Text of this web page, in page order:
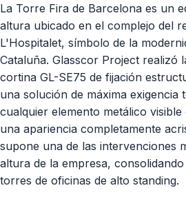
La Torre Fira de Barcelona es un
altura ubicado en el complejo del
L'Hospitalet, símbolo de la
Cataluña. Glasscor Project realizó
cortina GL-SE75 de fijación
una solución de máxima exigencia
cualquier elemento metálico
una apariencia completamente
supone una de las intervenciones
altura de la empresa,
torres de oficinas de alto standing.